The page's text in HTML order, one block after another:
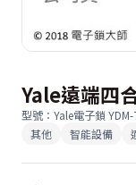
Yale遠端四
型號 ： Yale電子鎖
其他
智能設備